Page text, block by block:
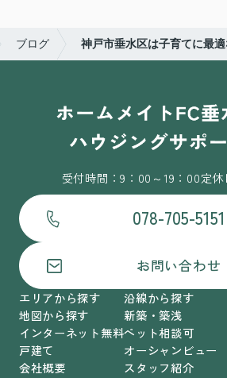
ブログ 神戸市垂水区は子育てに最
受付時間：9：00～19：00定
078-705-5151
お問い合わせ
エリアから探す
地図から探す
インターネット無料
戸建て
会社概要
沿線から探す
新築・築浅
ペット相談可
オーシャンビュー
スタッフ紹介